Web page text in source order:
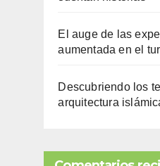
El auge de las
aumentada en el
Descubriendo los
arquitectura